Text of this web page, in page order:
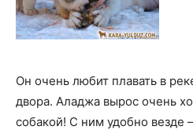
Он очень любит плавать в
двора. Аладжа вырос очень
собакой! С ним удобно везде